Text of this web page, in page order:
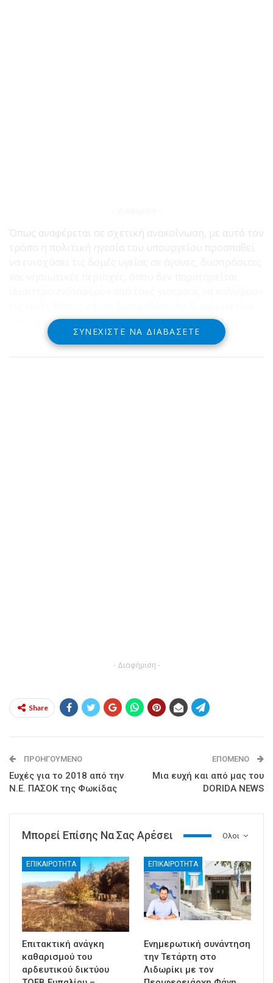
Όπως αναφέρεται σε σχετική ανακοίνωση, με αυτό τον
τρόπο η πολιτική ηγεσία του υπουργείου προσπαθεί
κατοίκων σε αξιόπιστη υγειονομική φροντίδα.
ΣΥΝΕΧΊΣΤΕ ΝΑ ΔΙΑΒΆΣΕΤΕ
- Διαφήμιση -
Share
ΠΡΟΗΓΟΎΜΕΝΟ
Ευχές για το 2018 από την
Ν.Ε. ΠΑΣΟΚ της Φωκίδας
ΕΠΌΜΕΝΟ
Μια ευχή και από μας του
DORIDA NEWS
Ολοι
Μπορεί Επίσης Να Σας Αρέσει
ΕΠΙΚΑΙΡΟΤΗΤΑ
Επιτακτική ανάγκη
καθαρισμού του
αρδευτικού δικτύου
ΕΠΙΚΑΙΡΟΤΗΤΑ
Ενημερωτική συνάντηση
την Τετάρτη στο
Λιδωρίκι με τον